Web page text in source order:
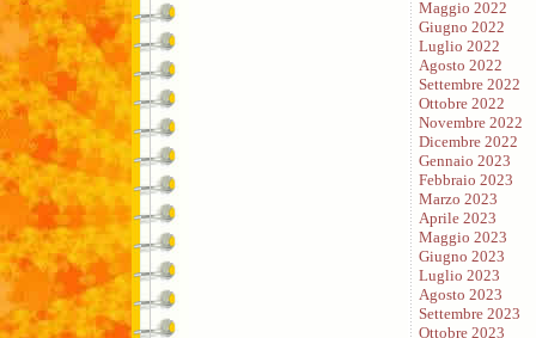
Maggio 2022
Giugno 2022
Luglio 2022
Agosto 2022
Settembre 2022
Ottobre 2022
Novembre 2022
Dicembre 2022
Gennaio 2023
Febbraio 2023
Marzo 2023
Aprile 2023
Maggio 2023
Giugno 2023
Luglio 2023
Agosto 2023
Settembre 2023
Ottobre 2023